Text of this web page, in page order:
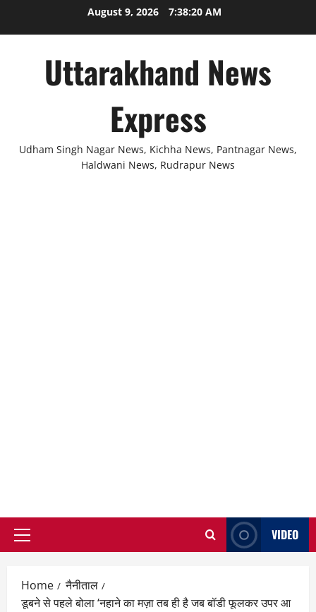
August 9, 2026 7:38:21 AM
Uttarakhand News
Express
Udham Singh Nagar News, Kichha News, Pantnagar News,
Haldwani News, Rudrapur News
Primary
VIDEO
Home
नैनीताल
डूबने से पहले बोला ‘नहाने का मज़ा तब ही है जब बॉडी फूलकर उपर आ